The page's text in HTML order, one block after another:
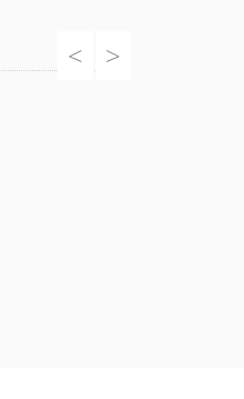
< >